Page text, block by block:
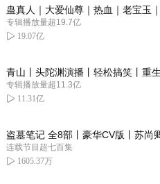
蛊真人｜大爱仙尊｜热血｜老宝玉
专辑播放量超19.7亿
19.07亿
青山丨头陀渊演播丨轻松搞笑丨重
专辑播放量超11.3亿
11.31亿
盗墓笔记 全8部丨豪华CV版丨苏尚
连载节目超七百集
1605.37万